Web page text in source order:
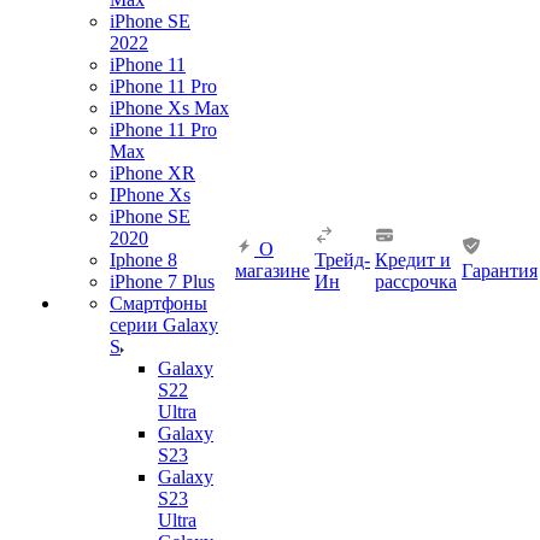
iPhone SE
2022
iPhone 11
iPhone 11 Pro
iPhone Xs Max
iPhone 11 Pro
Max
iPhone XR
IPhone Xs
iPhone SE
2020
Iphone 8
iPhone 7 Plus
Смартфоны
серии Galaxy
S
Galaxy
S22
Ultra
Galaxy
S23
Galaxy
S23
Ultra
О
магазине
Трейд-
Ин
Кредит и
рассрочка
Гарантия